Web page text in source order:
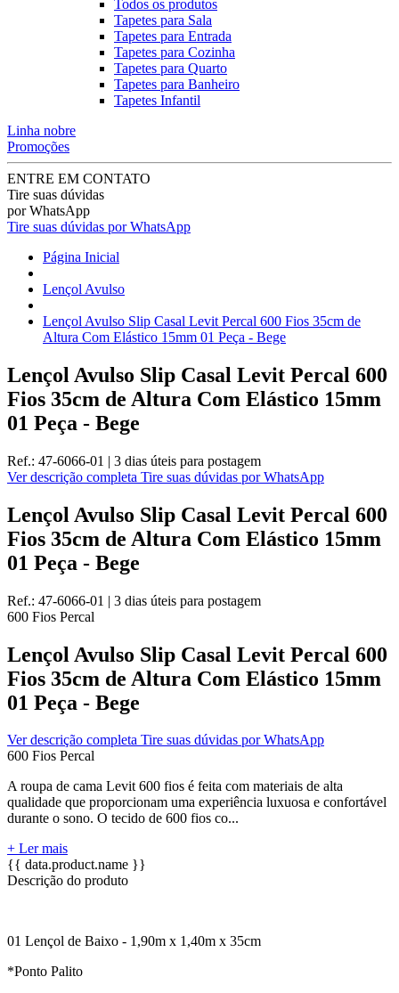
Todos os produtos
Tapetes para Sala
Tapetes para Entrada
Tapetes para Cozinha
Tapetes para Quarto
Tapetes para Banheiro
Tapetes Infantil
Linha nobre
Promoções
ENTRE EM CONTATO
Tire suas dúvidas
por WhatsApp
Tire suas dúvidas por WhatsApp
Página Inicial
Lençol Avulso
Lençol Avulso Slip Casal Levit Percal 600 Fios 35cm de
Altura Com Elástico 15mm 01 Peça - Bege
Lençol Avulso Slip Casal Levit Percal 600
Fios 35cm de Altura Com Elástico 15mm
01 Peça - Bege
Ref.: 47-6066-01 | 3 dias úteis para postagem
Ver descrição completa Tire suas dúvidas por WhatsApp
Lençol Avulso Slip Casal Levit Percal 600
Fios 35cm de Altura Com Elástico 15mm
01 Peça - Bege
Ref.: 47-6066-01 | 3 dias úteis para postagem
600 Fios Percal
Lençol Avulso Slip Casal Levit Percal 600
Fios 35cm de Altura Com Elástico 15mm
01 Peça - Bege
Ver descrição completa Tire suas dúvidas por WhatsApp
600 Fios Percal
A roupa de cama Levit 600 fios é feita com materiais de alta
qualidade que proporcionam uma experiência luxuosa e confortável
durante o sono. O tecido de 600 fios co...
+ Ler mais
{{ data.product.name }}
Descrição do produto
01 Lençol de Baixo - 1,90m x 1,40m x 35cm
*Ponto Palito